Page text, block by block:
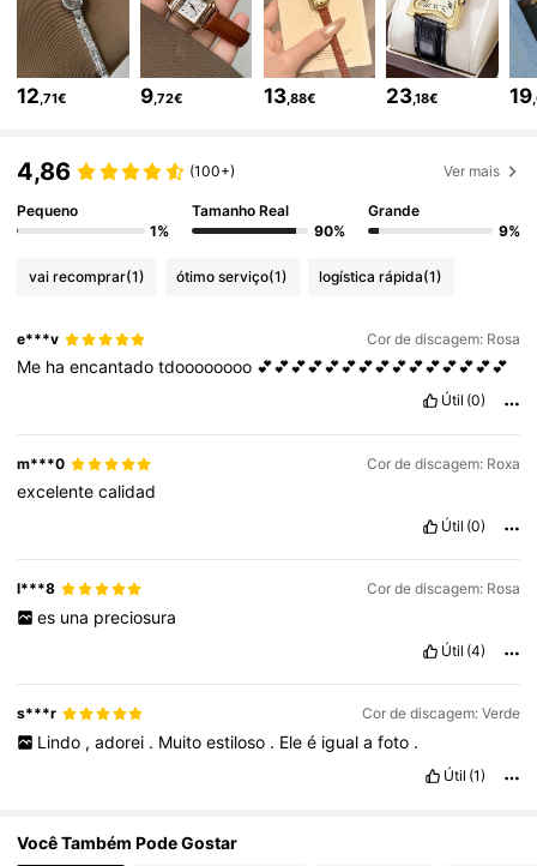
4,85 18K Seguidores
4,85 18K Seguidores
12 ,71€ 9 ,72€ 13,88€ 23,18€ 19
4,86 (100+) Ver mais
Pequeno
1%
Tamanho Real
90%
Grande
9%
vai recomprar(1) ótimo serviço(1) logística rápida(1)
e***v Cor de discagem: Rosa
Me haencantadotdoooooooo 💕💕💕💕💕💕💕💕💕💕💕💕💕💕💕
Útil (0)
m***0 Cor de discagem: Roxa
excelentecalidad
Útil (0)
l***8 Cor de discagem: Rosa
es una preciosura
Útil (4)
s***r Cor de discagem: Verde
Lindo , adorei . Muito estiloso . Ele é igual a foto .
Útil (1)
Você Também Pode Gostar